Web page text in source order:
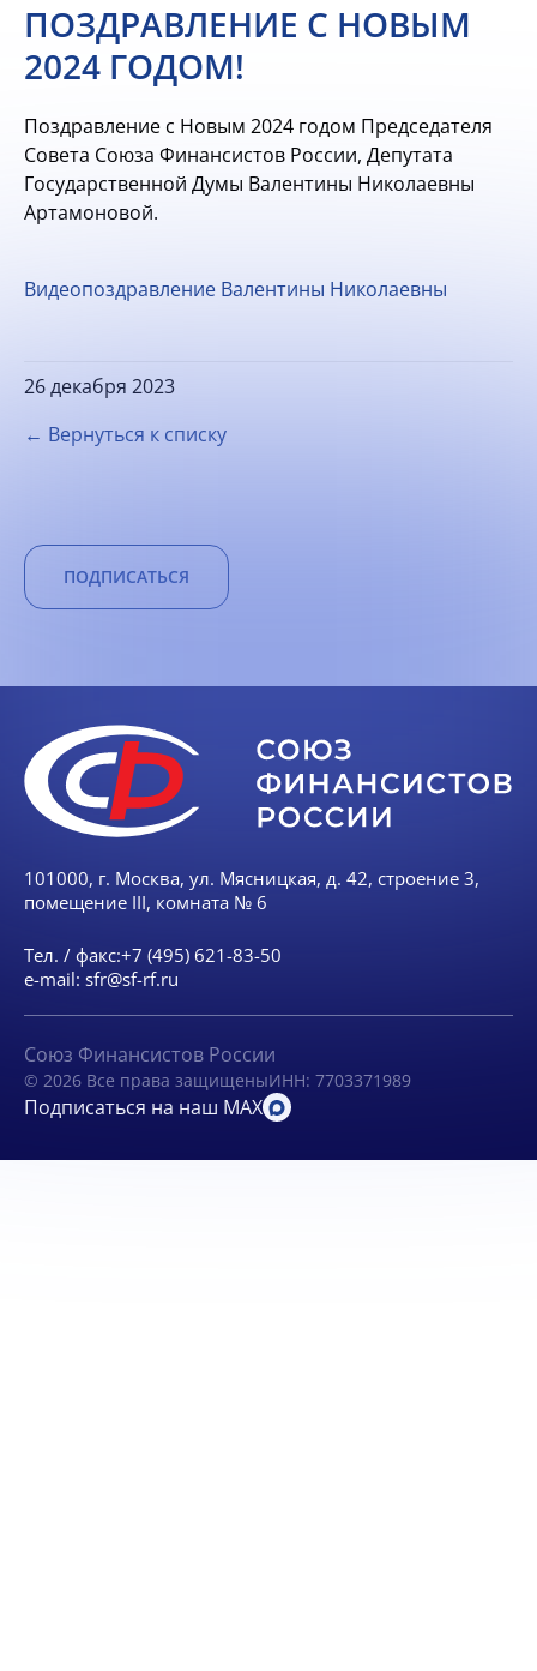
ПОЗДРАВЛЕНИЕ С НОВЫМ
2024 ГОДОМ!
Поздравление с Новым 2024 годом Председателя
Совета Союза Финансистов России, Депутата
Государственной Думы Валентины Николаевны
Артамоновой.
Видеопоздравление Валентины Николаевны
26 декабря 2023
← Вернуться к списку
ПОДПИСАТЬСЯ
101000, г. Москва, ул. Мясницкая, д. 42, строение 3,
помещение III, комната № 6
Тел. / факс:+7 (495) 621-83-50
e-mail: sfr@sf-rf.ru
Союз Финансистов России
© 2026 Все права защищеныИНН: 7703371989
Подписаться на наш MAX